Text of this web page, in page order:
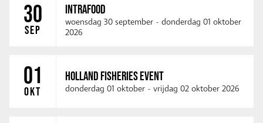
30
SEP
INTRAFOOD
woensdag 30 september - donderdag 01 oktober
2026
01
OKT
HOLLAND FISHERIES EVENT
donderdag 01 oktober - vrijdag 02 oktober 2026